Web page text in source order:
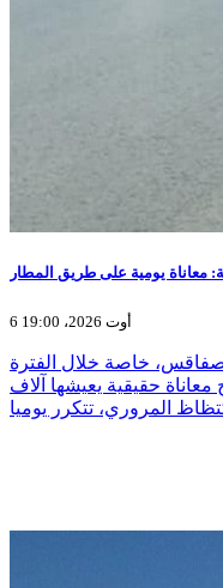
6 أوت 2026، 19:00
خاصة خلال الفترة
حقيقية يعيشها آلاف